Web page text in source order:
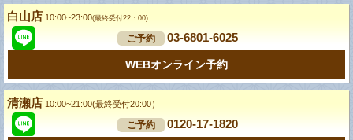
白山店 10:00~23:00(最終受付22：00)
ご予約 03-6801-6025
WEBオンライン予約
清瀬店 10:00~21:00(最終受付20:00）
ご予約 0120-17-1820